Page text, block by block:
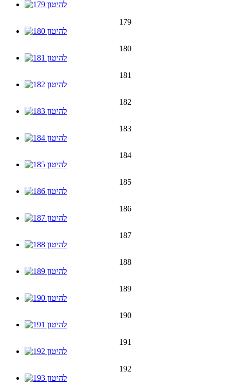
179
180
181
182
183
184
185
186
187
188
189
190
191
192